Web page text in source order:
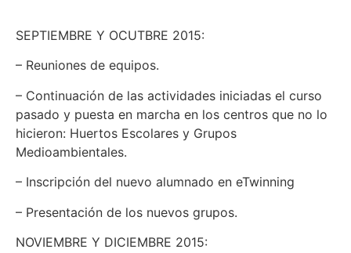
SEPTIEMBRE Y OCUTBRE 2015:
– Reuniones de equipos.
– Continuación de las actividades iniciadas el curso
pasado y puesta en marcha en los centros que no lo
hicieron: Huertos Escolares y Grupos
Medioambientales.
– Inscripción del nuevo alumnado en eTwinning
– Presentación de los nuevos grupos.
NOVIEMBRE Y DICIEMBRE 2015: